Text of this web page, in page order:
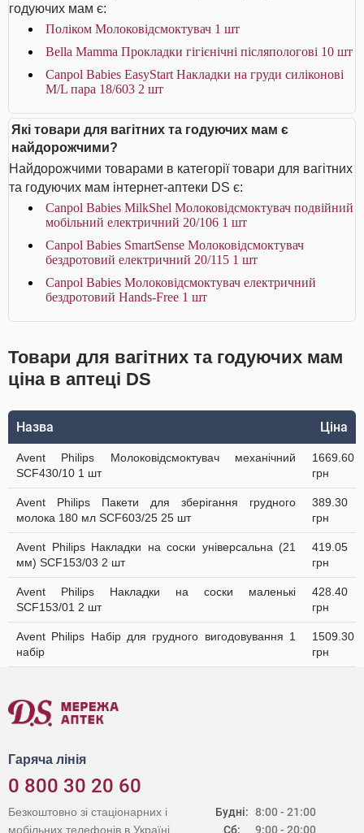
годуючих мам є:
Поліком Молоковідсмоктувач 1 шт
Bella Мamma Прокладки гiгiєнiчнi післяпологові 10 шт
Canpol Babies EasyStart Накладки на груди силіконові
M/L пара 18/603 2 шт
Які товари для вагітних та годуючих мам є
найдорожчими?
Найдорожчими товарами в категорії товари для вагітних
та годуючих мам інтернет-аптеки DS є:
Canpol Babies MilkShel Молоковідсмоктувач подвійний
мобільний електричний 20/106 1 шт
Canpol Babies SmartSense Молоковідсмоктувач
бездротовий електричний 20/115 1 шт
Canpol Babies Молоковідсмоктувач електричний
бездротовий Hands-Free 1 шт
Товари для вагітних та годуючих мам
ціна в аптеці DS
Назва Ціна
Avent Philips Молоковідсмоктувач механічний
SCF430/10 1 шт
1669.60
грн
Avent Philips Пакети для зберігання грудного
молока 180 мл SCF603/25 25 шт
389.30
грн
Avent Philips Накладки на соски універсальна (21
мм) SCF153/03 2 шт
419.05
грн
Avent Philips Накладки на соски маленькі
SCF153/01 2 шт
428.40
грн
Avent Philips Набір для грудного вигодовування 1
набір
1509.30
грн
Гаряча лінія
0 800 30 20 60
Будні:
Сб:
8:00 - 21:00
9:00 - 20:00
Безкоштовно зі стаціонарних і
мобільних телефонів в Україні